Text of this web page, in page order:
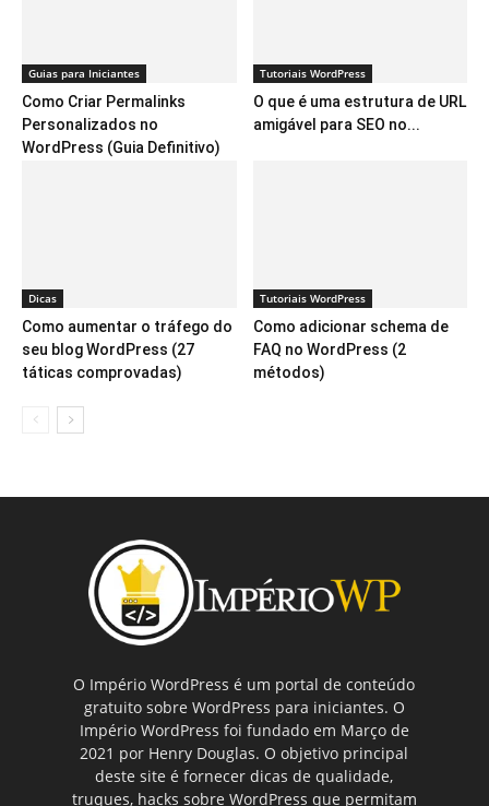
Guias para Iniciantes
Como Criar Permalinks
Personalizados no
WordPress (Guia Definitivo)
Tutoriais WordPress
O que é uma estrutura de URL
amigável para SEO no...
Dicas
Como aumentar o tráfego do
seu blog WordPress (27
táticas comprovadas)
Tutoriais WordPress
Como adicionar schema de
FAQ no WordPress (2
métodos)
O Império WordPress é um portal de conteúdo
gratuito sobre WordPress para iniciantes. O
Império WordPress foi fundado em Março de
2021 por Henry Douglas. O objetivo principal
deste site é fornecer dicas de qualidade,
truques, hacks sobre WordPress que permitam